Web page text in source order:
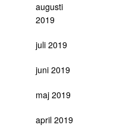
augusti
2019
juli 2019
juni 2019
maj 2019
april 2019